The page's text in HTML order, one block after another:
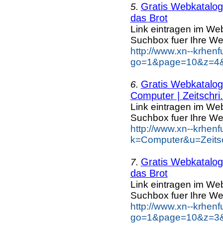
5. Gratis
das Brot
Link eintragen im
Suchbox fuer Ihre
http://www.xn--
6. Gratis
Computer |
Link eintragen im
Suchbox fuer Ihre
http://www.xn--
7. Gratis
das Brot
Link eintragen im
Suchbox fuer Ihre
http://www.xn--